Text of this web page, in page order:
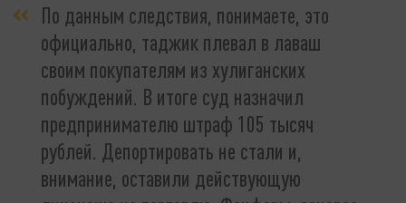
По данным следствия, понимаете, это
официально, таджик плевал в лаваш
своим покупателям из хулиганских
побуждений. В итоге суд назначил
предпринимателю штраф 105 тысяч
рублей. Депортировать не стали и,
внимание, оставили действующую